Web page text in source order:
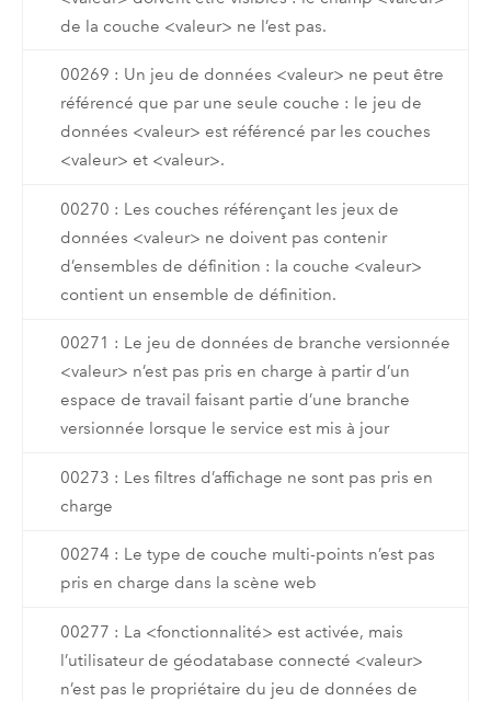
de la couche <valeur> ne l’est pas.
00269 : Un jeu de données <valeur> ne peut être
référencé que par une seule couche : le jeu de
données <valeur> est référencé par les couches
<valeur> et <valeur>.
00270 : Les couches référençant les jeux de
données <valeur> ne doivent pas contenir
d’ensembles de définition : la couche <valeur>
contient un ensemble de définition.
00271 : Le jeu de données de branche versionnée
<valeur> n’est pas pris en charge à partir d’un
espace de travail faisant partie d’une branche
versionnée lorsque le service est mis à jour
00273 : Les filtres d’affichage ne sont pas pris en
charge
00274 : Le type de couche multi-points n’est pas
pris en charge dans la scène web
00277 : La <fonctionnalité> est activée, mais
l’utilisateur de géodatabase connecté <valeur>
n’est pas le propriétaire du jeu de données de